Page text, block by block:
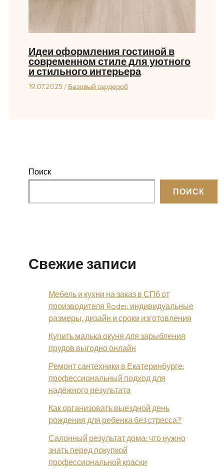
Идеи оформления гостиной в
современном стиле для уютного
и стильного интерьера
19.07.2025 / Базовый гардероб
Поиск
ПОИСК
Свежие записи
Мебель и кухни на заказ в СПб от
производителя Rodei: индивидуальные
размеры, дизайн и сроки изготовления
Купить малька окуня для зарыбления
прудов выгодно онлайн
Ремонт сантехники в Екатеринбурге:
профессиональный подход для
надёжного результата
Как организовать выездной день
рождения для ребенка без стресса?
Салонный результат дома: что нужно
знать перед покупкой
профессиональной краски